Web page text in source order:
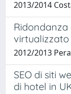
2013/2014
virtualizzato
2012/2013
SEO di siti
di hotel in